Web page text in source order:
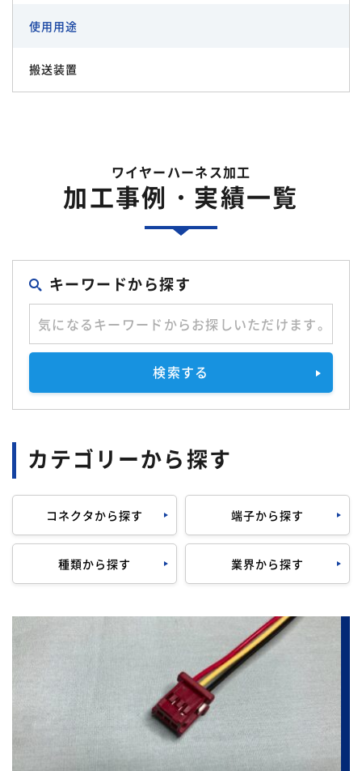
使用用途
搬送装置
ワイヤーハーネス加工
加工事例・実績一覧
キーワードから探す
検索する
カテゴリーから探す
コネクタから探す 端子から探す
種類から探す 業界から探す